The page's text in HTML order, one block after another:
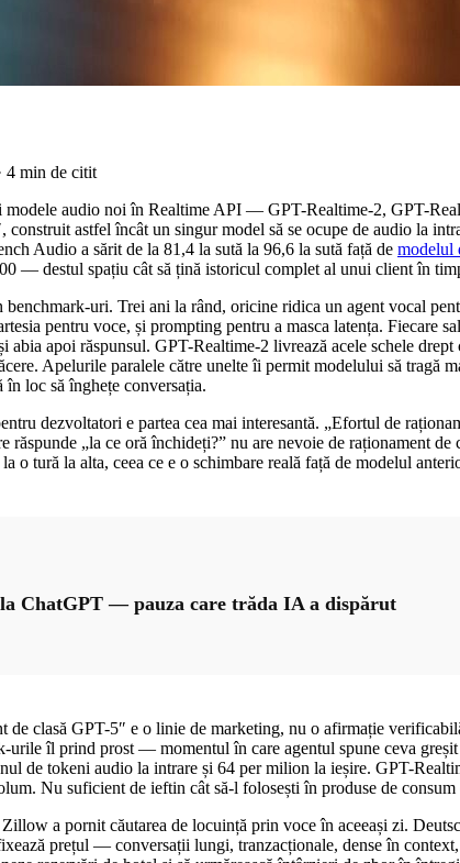
4 min de citit
modele audio noi în Realtime API — GPT-Realtime-2, GPT-
construit astfel încât un singur model să se ocupe de audio la
Audio a sărit de la 81,4 la sută la 96,6 la sută față de modelul
— destul spațiu cât să țină istoricul complet al unui client în
benchmark-uri. Trei ani la rând, oricine ridica un agent vocal
pentru voce, și prompting pentru a masca latența.
apoi răspunsul. GPT-Realtime-2 livrează acele schele
Apelurile paralele către unelte îi permit modelului să tragă
în loc să înghețe conversația.
dezvoltatori e partea cea mai interesantă. „Efortul de
răspunde „la ce oră închideți?” nu are nevoie de raționament
o tură la alta, ceea ce e o schimbare reală față de modelul
ChatGPT — pauza care trăda IA a dispărut
de clasă GPT-5″ e o linie de marketing, nu o afirmație
urile îl prind prost — momentul în care agentul spune ceva
de tokeni audio la intrare și 64 per milion la ieșire. GPT-
Nu suficient de ieftin cât să-l folosești în produse de
a pornit căutarea de locuință prin voce în aceeași zi.
prețul — conversații lungi, tranzacționale, dense în